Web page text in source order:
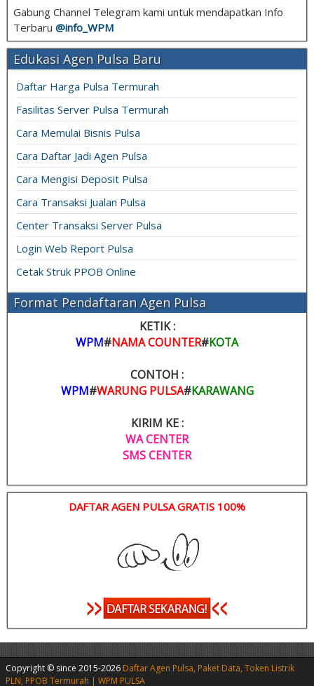
Gabung Channel Telegram kami untuk mendapatkan Info
Terbaru @info_ WPM
Edukasi Agen Pulsa Baru
Daftar Harga Pulsa Termurah
Fasilitas Server Pulsa Termurah
Cara Memulai Bisnis Pulsa
Cara Daftar Jadi Agen Pulsa
Cara Mengisi Deposit Pulsa
Cara Transaksi Jualan Pulsa
Center Transaksi Server Pulsa
Login Web Report Pulsa
Cetak Struk PPOB Online
Format Pendaftaran Agen Pulsa
KETIK :
WPM#NAMA COUNTER#KOTA
CONTOH :
WPM#WARUNG PULSA#KARAWANG
KIRIM KE :
WA CENTER
SMS CENTER
DAFTAR AGEN PULSA GRATIS 100%
Copyright © since 2015-2026 Daftar Agen Pulsa, Paket Data, Token Listrik
PLN, PPOB Termurah | WPM PULSA